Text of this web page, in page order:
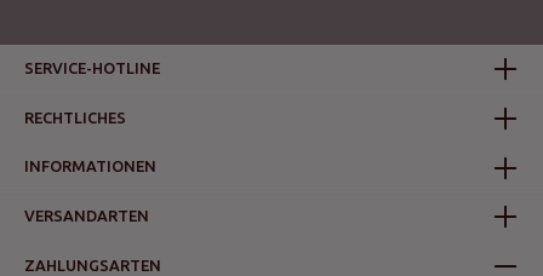
SERVICE-HOTLINE
RECHTLICHES
INFORMATIONEN
VERSANDARTEN
ZAHLUNGSARTEN